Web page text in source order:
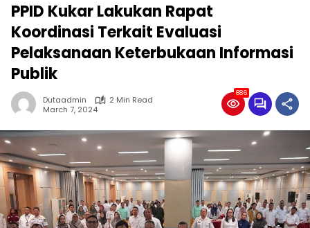
PPID Kukar Lakukan Rapat
Koordinasi Terkait Evaluasi
Pelaksanaan Keterbukaan Informasi
Publik
Dutaadmin
2 Min Read
March 7, 2024
886